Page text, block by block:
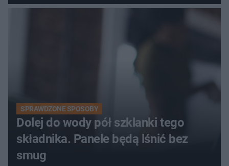
kobiety
SPRAWDZONE SPOSOBY
Dolej do wody pół szklanki tego
składnika. Panele będą lśnić bez
smug